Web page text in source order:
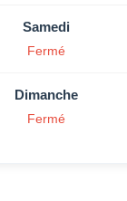
Samedi
Fermé
Dimanche
Fermé